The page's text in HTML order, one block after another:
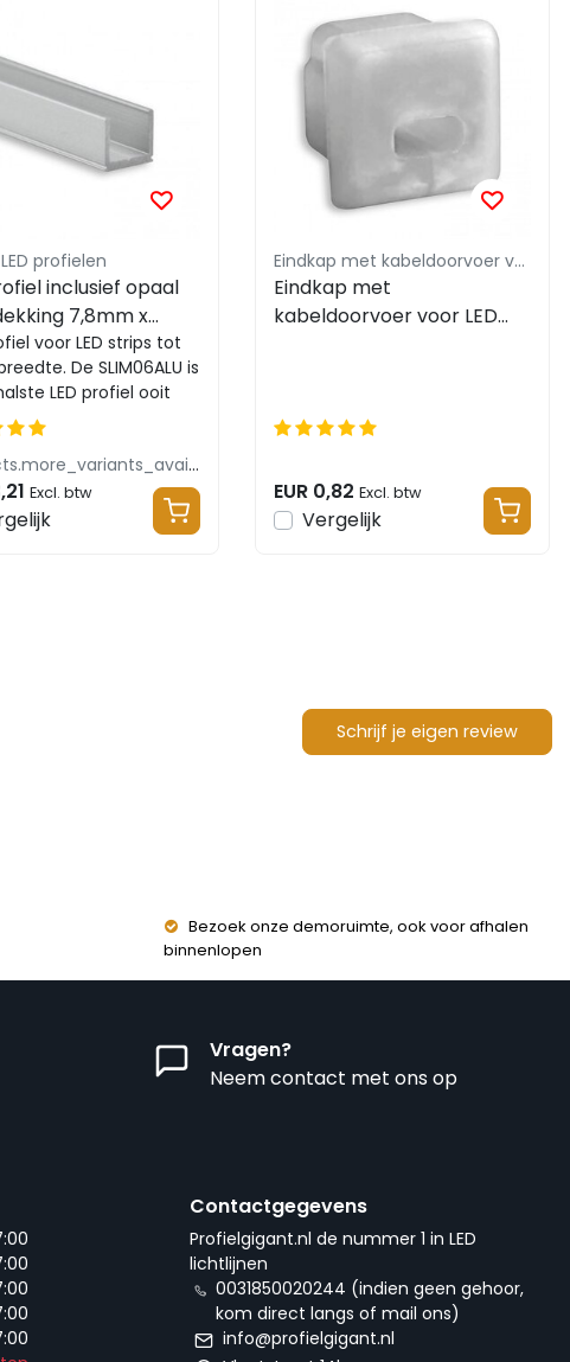
profielen
inclusief opaal
7,8mm x
SLIM06ALU
voor LED strips tot
De SLIM06ALU is
LED profiel ooit
en nu bij
products.more_variants_available
Excl. btw
Eindkap met kabeldoorvoer voor LED profiel SLIM06ALU / SLIM06ZWART
Eindkap met
kabeldoorvoer voor LED
EUR 0,82 Excl. btw
Vergelijk
Schrijf je eigen review
Bezoek onze demoruimte, ook voor afhalen
binnenlopen
Vragen?
Neem contact met ons op
Contactgegevens
Profielgigant.nl de nummer 1 in LED
lichtlijnen
0031850020244 (indien geen gehoor,
kom direct langs of mail ons)
info@profielgigant.nl